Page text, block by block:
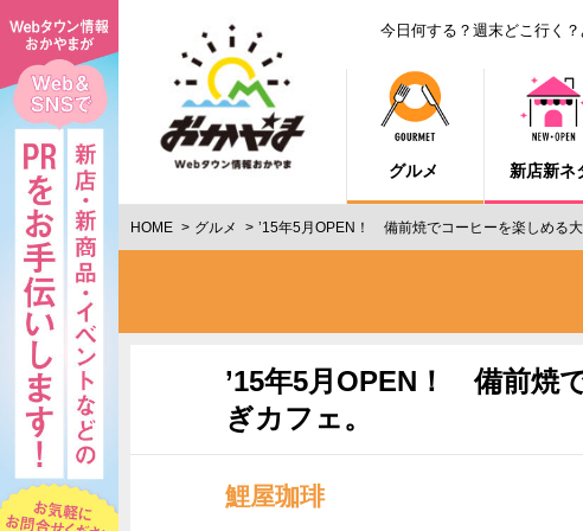
今日何する？週末どこ行く
グルメ 新店新ネ
HOME グルメ ’15年5月OPEN！ 備前焼でコーヒーを楽しめる大
’15年5月OPEN！ 備前焼
ぎカフェ。
鯉屋珈琲